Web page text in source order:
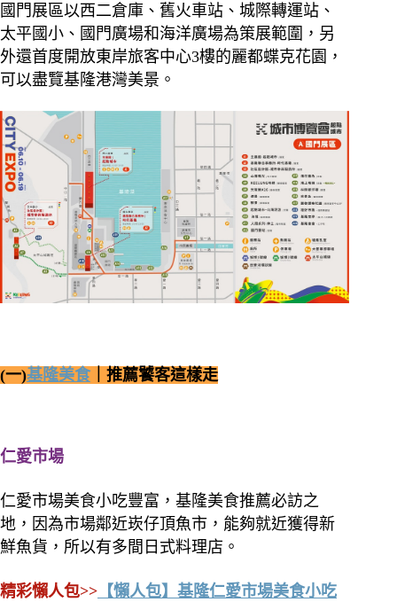
國門展區以西二倉庫、舊火車站、城際轉運站、
太平國小、國門廣場和海洋廣場為策展範圍，另
外還首度開放東岸旅客中心3樓的麗都蝶克花園，
可以盡覽基隆港灣美景。
(一)基隆美食 ｜推薦饕客這樣走
仁愛市場
仁愛市場美食小吃豐富，基隆美食推薦必訪之
地，因為市場鄰近崁仔頂魚市，能夠就近獲得新
鮮魚貨，所以有多間日式料理店。
精彩懶人包>> 【懶人包】基隆仁愛市場美食小吃